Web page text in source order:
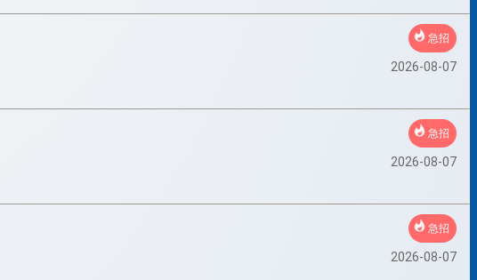
急招
2026-08-07
急招
2026-08-07
急招
2026-08-07